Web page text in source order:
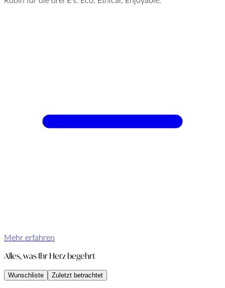
Mehr erfahren
Alles, was Ihr Herz begehrt
Wunschliste Zuletzt betrachtet